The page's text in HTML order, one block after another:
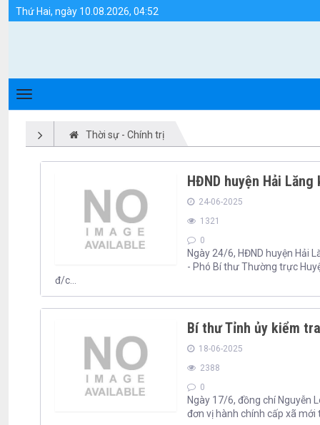
THỜI SỰ - CHÍNH TRỊ - Huyện Hải Lăng
Thứ Hai, ngày 10.08.2026, 04:52
Thời sự - Chính trị
HĐND huyện Hải
24-06-2025
1321
0
Ngày 24/6, HĐND huyện Hải
- Phó Bí thư Thường trực
đ/c...
Bí thư Tỉnh ủy kiểm
18-06-2025
2388
0
Ngày 17/6, đồng chí Nguyễn
đơn vị hành chính cấp xã mới